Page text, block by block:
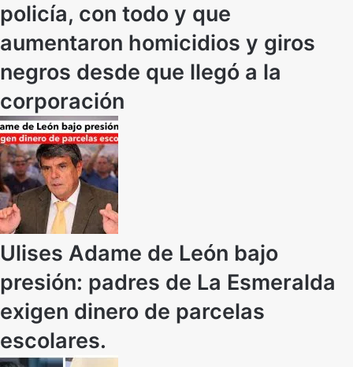
policía, con todo y que
aumentaron homicidios y giros
negros desde que llegó a la
corporación
Ulises Adame de León bajo
presión: padres de La Esmeralda
exigen dinero de parcelas
escolares.